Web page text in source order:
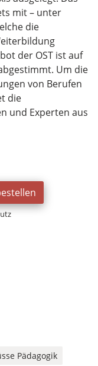
mit – unter
die
der OST ist auf
Um die
von Berufen
die
und Experten aus
Pädagogik